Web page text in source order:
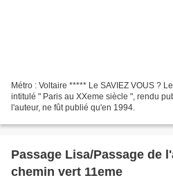
Métro : Voltaire ***** Le SAVIEZ VOUS ?
intitulé " Paris au XXeme siècle ", rendu
l'auteur, ne fût publié qu'en 1994.
Passage Lisa/Passage de
chemin vert 11eme